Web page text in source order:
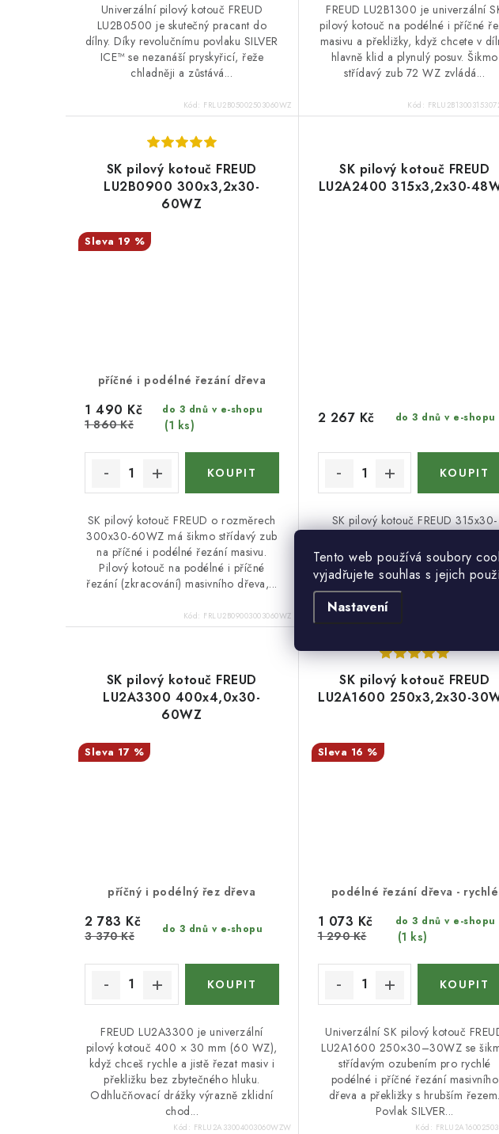
Tento web používá soubory
vyjadřujete souhlas s jejich
Nastavení
Univerzální pilový kotouč FREUD
LU2B0500 je skutečný pracant do
dílny. Díky revolučnímu povlaku SILVER
ICE™ se nezanáší pryskyřicí, řeže
chladněji a zůstává...
Kód: FRLU2B05002503060WZ
FREUD LU2B1300 je univerzální
pilový kotouč na podélné i příčné
masivu a překližky, když chcete v
hlavně klid a plynulý posuv. Šikmo
střídavý zub 72 WZ zvládá...
Kód:
SK pilový kotouč FREUD
LU2B0900 300x3,2x30-
60WZ
19 %
příčné i podélné řezání dřeva
do 3 dnů v e-shopu
(1 ks)
1 490 Kč
1 860 Kč
SK pilový kotouč FREUD o rozměrech
300x30-60WZ má šikmo střídavý zub
na příčné i podélné řezání masivu.
Pilový kotouč na podélné i příčné
řezání (zkracování) masivního dřeva,...
Kód: FRLU2B09003003060WZ
SK pilový kotouč FREUD
LU2A2400 315x3,2x30-
do 3 dnů v e-shopu
2 267 Kč
SK pilový kotouč FREUD 315x30-
příčné i podélné řezání dřeva s
hrubším řezem masivního dřeva.
Kotouč má výrazně snížená
kotouče díky...
SK pilový kotouč FREUD
LU2A3300 400x4,0x30-
60WZ
17 %
příčný i podélný řez dřeva
do 3 dnů v e-shopu
2 783 Kč
3 370 Kč
FREUD LU2A3300 je univerzální
pilový kotouč 400 × 30 mm (60 WZ),
když chceš rychle a jistě řezat masiv i
překližku bez zbytečného hluku.
Odhlučňovací drážky výrazně zklidní
chod...
Kód: FRLU2A33004003060WZW
SK pilový kotouč FREUD
LU2A1600 250x3,2x30-
16 %
podélné řezání dřeva - rychlé
do 3 dnů v e-shopu
(1 ks)
1 073 Kč
1 290 Kč
Univerzální SK pilový kotouč
LU2A1600 250×30–30WZ se
střídavým ozubením pro rychlé
podélné i příčné řezání masivního
dřeva a překližky s hrubším řezem.
Povlak SILVER...
Kód: